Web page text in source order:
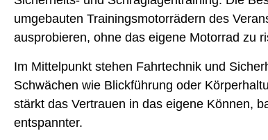
umgebauten Trainingsmotorrädern des
ausprobieren, ohne das eigene Motorrad zu
Im Mittelpunkt stehen Fahrtechnik und
Schwächen wie Blickführung oder
stärkt das Vertrauen in das eigene Können,
entspannter.